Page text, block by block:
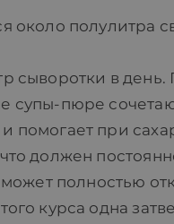
около полулитра
сыворотки в
супы-пюре
при
должен
полностью
курса одна